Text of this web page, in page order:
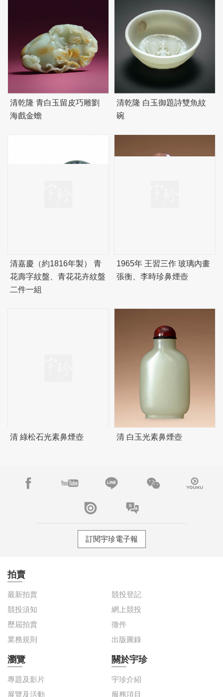
清乾隆 青白玉留皮巧雕劉
海戲金蟾
清乾隆 白玉御題詩雙魚紋
碗
清嘉慶（約1816年製） 青
花壽字紋盤、青花花卉紋盤
二件一組
1965年 王習三作 玻璃內畫
張衡、李時珍鼻煙壺
清 綠松石光素鼻煙壺 清 白玉光素鼻煙壺
訂閱宇珍電子報
拍賣
最新拍賣
競投登記
競投須知
網上競投
歷屆拍賣
徵件
業務規則
出版圖錄
瀏覽
專題及影片
展覽及活動
關於宇珍
宇珍介紹
服務項目